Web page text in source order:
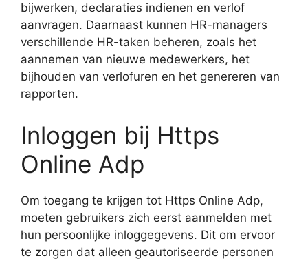
bijwerken, declaraties indienen en verlof
aanvragen. Daarnaast kunnen HR-managers
verschillende HR-taken beheren, zoals het
aannemen van nieuwe medewerkers, het
bijhouden van verlofuren en het genereren van
rapporten.
Inloggen bij Https
Online Adp
Om toegang te krijgen tot Https Online Adp,
moeten gebruikers zich eerst aanmelden met
hun persoonlijke inloggegevens. Dit om ervoor
te zorgen dat alleen geautoriseerde personen